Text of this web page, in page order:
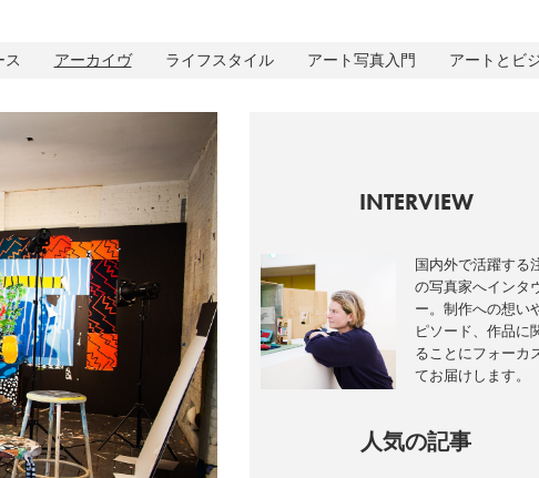
ス アーカイヴ ライフスタイル アート写真入門 アートとビ
The Great
INTERVIEW
国内外で活躍する
の写真家へインタ
ー。制作への想い
ピソード、作品に
ることにフォーカ
てお届けします。
人気の記事